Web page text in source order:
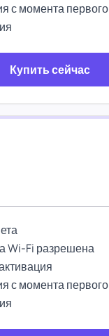
с момента первого
Купить сейчас
Wi-Fi разрешена
с момента первого